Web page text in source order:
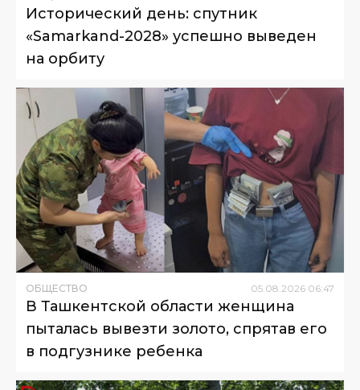
Исторический день: спутник
«Samarkand-2028» успешно выведен
на орбиту
ОБЩЕСТВО 05 08 2026 06:47
В Ташкентской области женщина
пыталась вывезти золото, спрятав его
в подгузнике ребенка